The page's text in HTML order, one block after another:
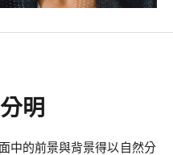
明
中的前景與背景得以自然分